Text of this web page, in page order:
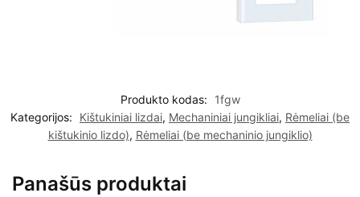
Produkto kodas:
1fgw
Kategorijos:
Kištukiniai lizdai, Mechaniniai jungikliai, Rėmeliai (be
kištukinio lizdo), Rėmeliai (be mechaninio jungiklio)
Panašūs produktai